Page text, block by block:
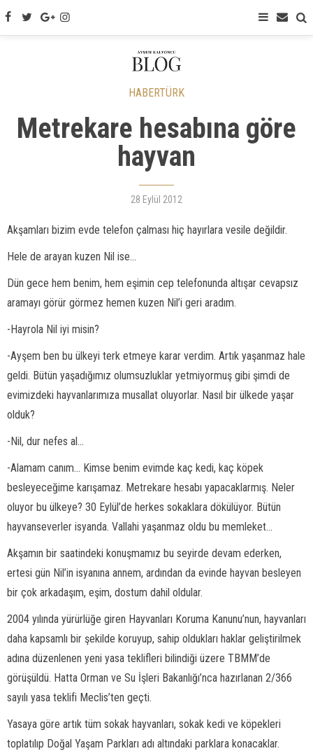
HABERTÜRK
Metrekare hesabına göre
hayvan
28 Eylül 2012
Akşamları bizim evde telefon çalması hiç hayırlara vesile değildir.
Hele de arayan kuzen Nil ise...
Dün gece hem benim, hem eşimin cep telefonunda altışar cevapsız
aramayı görür görmez hemen kuzen Nil’i geri aradım.
-Hayrola Nil iyi misin?
-Ayşem ben bu ülkeyi terk etmeye karar verdim. Artık yaşanmaz hale
geldi. Bütün yaşadığımız olumsuzluklar yetmiyormuş gibi şimdi de
evimizdeki hayvanlarımıza musallat oluyorlar. Nasıl bir ülkede yaşar
olduk?
-Nil, dur nefes al...
-Alamam canım... Kimse benim evimde kaç kedi, kaç köpek
besleyeceğime karışamaz. Metrekare hesabı yapacaklarmış. Neler
oluyor bu ülkeye? 30 Eylül’de herkes sokaklara dökülüyor. Bütün
hayvanseverler isyanda. Vallahi yaşanmaz oldu bu memleket...
Akşamın bir saatindeki konuşmamız bu seyirde devam ederken,
ertesi gün Nil’in isyanına annem, ardından da evinde hayvan besleyen
bir çok arkadaşım, eşim, dostum dahil oldular.
2004 yılında yürürlüğe giren Hayvanları Koruma Kanunu’nun, hayvanları
daha kapsamlı bir şekilde koruyup, sahip oldukları haklar geliştirilmek
adına düzenlenen yeni yasa teklifleri bilindiği üzere TBMM’de
görüşüldü. Hatta Orman ve Su İşleri Bakanlığı’nca hazırlanan 2/366
sayılı yasa teklifi Meclis’ten geçti.
Yasaya göre artık tüm sokak hayvanları, sokak kedi ve köpekleri
toplatılıp Doğal Yaşam Parkları adı altındaki parklara konacaklar.